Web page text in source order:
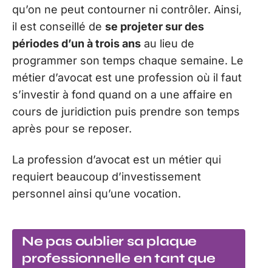
qu’on ne peut contourner ni contrôler. Ainsi,
il est conseillé de se projeter sur des
périodes d’un à trois ans au lieu de
programmer son temps chaque semaine. Le
métier d’avocat est une profession où il faut
s’investir à fond quand on a une affaire en
cours de juridiction puis prendre son temps
après pour se reposer.
La profession d’avocat est un métier qui
requiert beaucoup d’investissement
personnel ainsi qu’une vocation.
Ne pas oublier sa plaque
professionnelle en tant que